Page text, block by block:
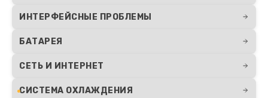
ИНТЕРФЕЙСНЫЕ ПРОБЛЕМЫ
БАТАРЕЯ
СЕТЬ И ИНТЕРНЕТ
СИСТЕМА ОХЛАЖДЕНИЯ